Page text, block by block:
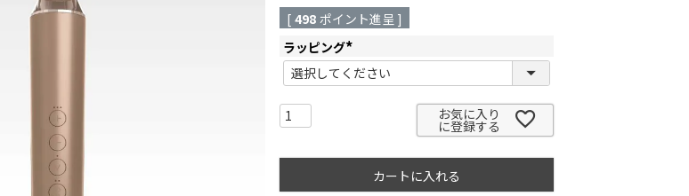
[ 498 ポイント進呈 ]
ラッピング
(
必
須
お気に入り
に登録する
カートに入れる